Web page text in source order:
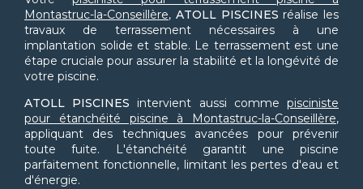
Montastruc-la-Conseillère, ATOLL PISCINES réalise les
travaux de terrassement nécessaires à une
implantation solide et stable. Le terrassement est une
étape cruciale pour assurer la stabilité et la longévité de
votre piscine.
ATOLL PISCINES intervient aussi commepisciniste
pour étanchéité piscine à Montastruc-la-Conseillère,
appliquant des techniques avancées pour prévenir
toute fuite. L'étanchéité garantit une piscine
parfaitement fonctionnelle, limitant les pertes d'eau et
d'énergie.